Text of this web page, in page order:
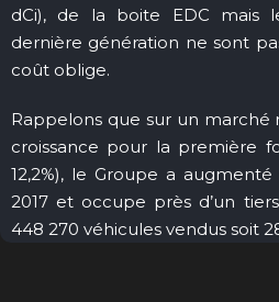
dCi), de la boite EDC mais
dernière génération ne sont
coût oblige.
Rappelons que sur un marché
croissance pour la première
12,2%), le Groupe a
2017 et occupe près d’un
448 270 véhicules vendus soit